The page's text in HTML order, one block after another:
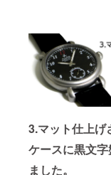
3.マット仕上げ
ケースに黒文
ました。